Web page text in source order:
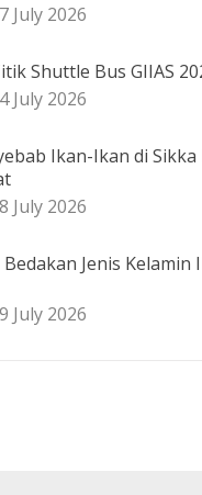
July 2026
Shuttle Bus GIIAS
July 2026
Ikan-Ikan di Sikka
July 2026
Jenis Kelamin
July 2026